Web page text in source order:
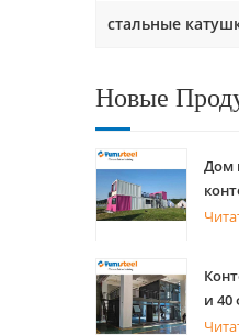
стальные
Новые
Дом
и 40